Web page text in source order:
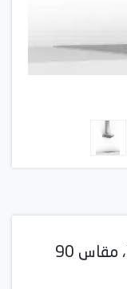
شفاط بلت ان بوش شكل حرف T، مقاس 90